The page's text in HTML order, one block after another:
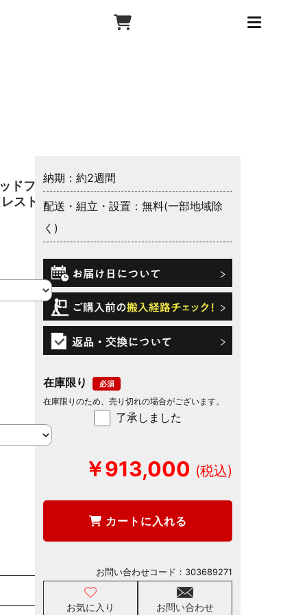
ドフレ
スト
納期：約2週間
配送・組立・設置：無料(一部地域除
く)
在庫限り
了承しました
在庫限りのため、売り切れの場合がございます。
￥913,000
カートに入れる
お気に入り お問い合わせ
お問い合わせコード： 303689271